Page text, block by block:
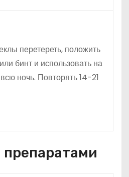
перетереть, положить
бинт и использовать на
ночь. Повторять 14-21